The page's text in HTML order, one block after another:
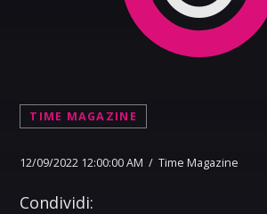
TIME MAGAZINE
12/09/2022 12:00:00 AM / Time Magazine
Condividi: